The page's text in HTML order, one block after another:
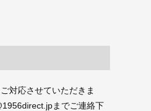
対応させていただきま
までご連絡下